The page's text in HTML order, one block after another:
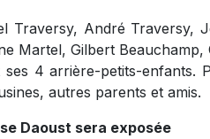
Traversy, André Traversy,
Martel, Gilbert Beauchamp,
4 arrière-petits-enfants.
autres parents et amis.
Daoust sera exposée